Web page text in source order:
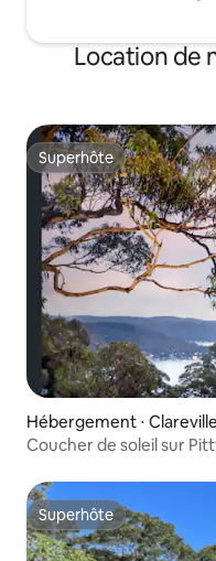
Location de
Superhôte
Superhôte
Hébergement ⋅ Clareville
Coucher de soleil sur
Superhôte
Superhôte